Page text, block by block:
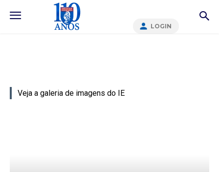
LOGIN
Veja a galeria de imagens do IE